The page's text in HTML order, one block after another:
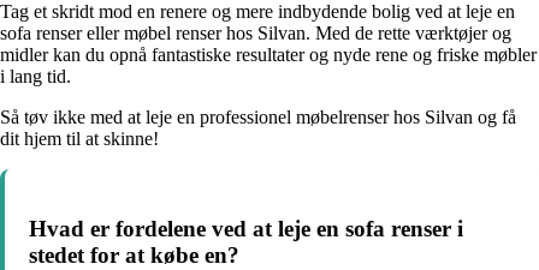
Tag et skridt mod en renere og mere indbydende bolig ved at leje en
sofa renser eller møbel renser hos Silvan. Med de rette værktøjer og
midler kan du opnå fantastiske resultater og nyde rene og friske møbler
i lang tid.
Så tøv ikke med at leje en professionel møbelrenser hos Silvan og få
dit hjem til at skinne!
Hvad er fordelene ved at leje en sofa renser i
stedet for at købe en?